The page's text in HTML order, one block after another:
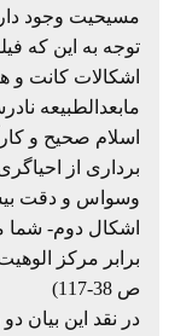
مسیحیت وجود
توجه به این که
اشکالات کانت و
مابعدالطبیعه
اسلام صحیح و
برداری از
وسواس و دقت
اشکال دوم- شما
برابر مرکز
ص 38-117)
در نقد این